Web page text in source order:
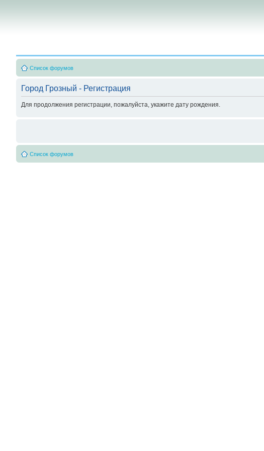
Список форумов
Город Грозный - Регистрация
Для продолжения регистрации, пожалуйста, укажите дату рождения.
Список форумов